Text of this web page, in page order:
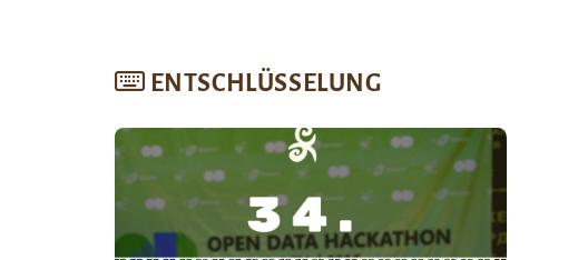
ENTSCHLÜSSELUNG